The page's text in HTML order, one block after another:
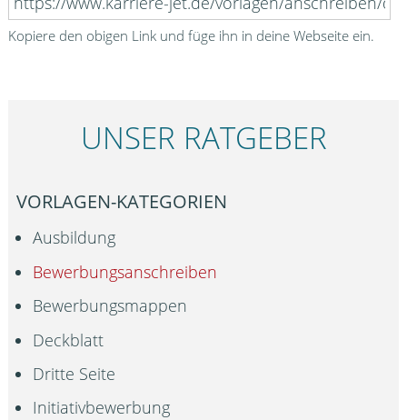
Kopiere den obigen Link und füge ihn in deine Webseite ein.
UNSER RATGEBER
VORLAGEN-KATEGORIEN
Ausbildung
Bewerbungsanschreiben
Bewerbungsmappen
Deckblatt
Dritte Seite
Initiativbewerbung